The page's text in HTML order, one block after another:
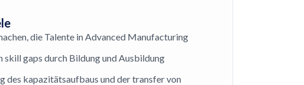
die Talente in Advanced Manufacturing
skill gaps durch Bildung und Ausbildung
des kapazitätsaufbaus und der transfer von